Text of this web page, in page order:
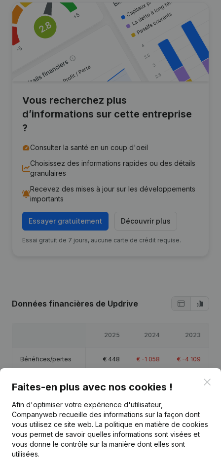
Vous recherchez plus
d’informations sur cette entreprise
?
Consulter la santé en un coup d'oeil
Choisissez des informations rapides ou des détails
granulaires
Recevez des mises à jour sur les développements
importants
Essayer gratuitement Découvrir plus
Essai gratuit de 7 jours, aucune carte de crédit requise.
Données financières de Updrive
2025 2024 2023
Bénéfices/pertes € 448 € -1 058 € -4 109
Capitaux propres € -3 719 € -4 167
Marge brute €1 524 €-151
Faites-en plus avec nos cookies !
Afin d'optimiser votre expérience d'utilisateur,
Companyweb recueille des informations sur la façon dont
vous utilisez ce site web. La politique en matière de cookies
vous permet de savoir quelles informations sont visées et
vous donne le contrôle sur la manière dont elles sont
utilisées.